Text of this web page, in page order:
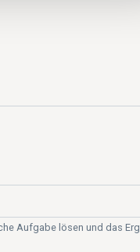
Aufgabe lösen und das